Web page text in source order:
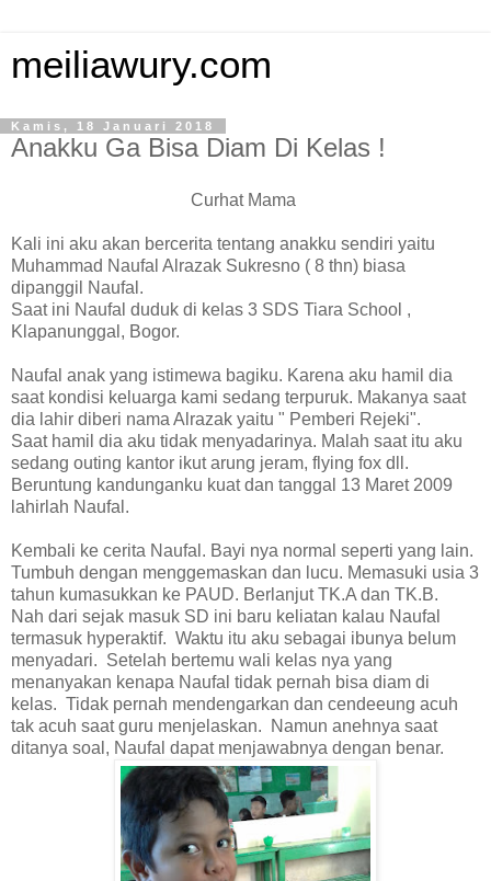
meiliawury.com
Kamis, 18 Januari 2018
Anakku Ga Bisa Diam Di Kelas !
Curhat Mama
Kali ini aku akan bercerita tentang anakku sendiri yaitu
Muhammad Naufal Alrazak Sukresno ( 8 thn) biasa
dipanggil Naufal.
Saat ini Naufal duduk di kelas 3 SDS Tiara School ,
Klapanunggal, Bogor.
Naufal anak yang istimewa bagiku. Karena aku hamil dia
saat kondisi keluarga kami sedang terpuruk. Makanya saat
dia lahir diberi nama Alrazak yaitu " Pemberi Rejeki".
Saat hamil dia aku tidak menyadarinya. Malah saat itu aku
sedang outing kantor ikut arung jeram, flying fox dll.
Beruntung kandunganku kuat dan tanggal 13 Maret 2009
lahirlah Naufal.
Kembali ke cerita Naufal. Bayi nya normal seperti yang lain.
Tumbuh dengan menggemaskan dan lucu. Memasuki usia 3
tahun kumasukkan ke PAUD. Berlanjut TK.A dan TK.B.
Nah dari sejak masuk SD ini baru keliatan kalau Naufal
termasuk hyperaktif. Waktu itu aku sebagai ibunya belum
menyadari. Setelah bertemu wali kelas nya yang
menanyakan kenapa Naufal tidak pernah bisa diam di
kelas. Tidak pernah mendengarkan dan cendeeung acuh
tak acuh saat guru menjelaskan. Namun anehnya saat
ditanya soal, Naufal dapat menjawabnya dengan benar.